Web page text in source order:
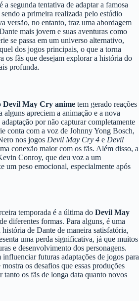
é a segunda tentativa de adaptar a famosa
a primeira realizada pelo estúdio
versão, no entanto, traz uma abordagem
mais jovem e suas aventuras como
se passa em um universo alternativo,
dos jogos principais, o que a torna
os fãs que desejam explorar a história do
profunda.
Devil May Cry anime tem gerado reações
alguns apreciem a animação e a nova
por não capturar completamente
conta com a voz de Johnny Yong Bosch,
nos jogos Devil May Cry 4 e Devil
conexão maior com os fãs. Além disso, a
Conroy, que deu voz a um
um peso emocional, especialmente após
temporada é a última do Devil May
diferentes formas. Para alguns, é uma
de Dante de maneira satisfatória,
uma perda significativa, já que muitos
e desenvolvimento dos personagens.
influenciar futuras adaptações de jogos para
os desafios que essas produções
tanto os fãs de longa data quanto novos